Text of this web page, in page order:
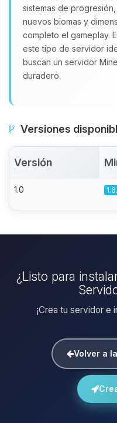
sistemas de
nuevos biomas y
completo el gameplay.
este tipo de servidor
buscan un servidor
duradero.
Versiones
Versión
1.0
¿Listo para
¡Crea tu servidor e
Volver a